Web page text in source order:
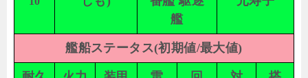
艦
艦船ステータス(初期値/最大値)